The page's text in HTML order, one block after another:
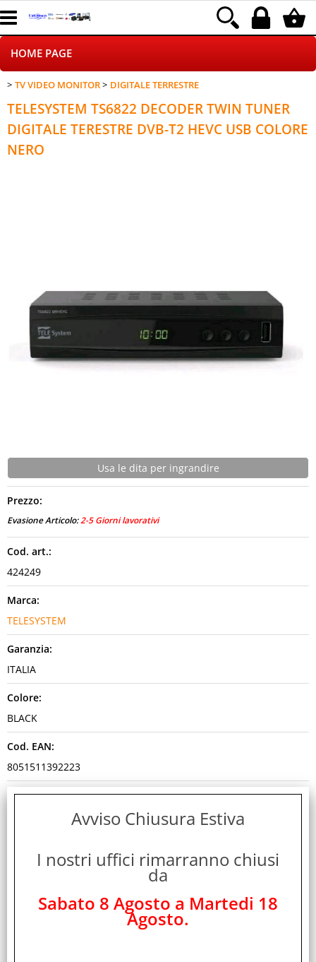
HOME PAGE
CHI SIAMO
LOGISTICA
PAGAMENTI
CONTATTI
TV VIDEO MONITOR DIGITALE TERRESTRE
TELESYSTEM TS6822 DECODER TWIN TUNER
DIGITALE TERESTRE DVB-T2 HEVC USB COLORE
NERO
Usa le dita per ingrandire
Prezzo:
Evasione Articolo:2-5 Giorni lavorativi
Cod. art.:
424249
Marca:
TELESYSTEM
Garanzia:
ITALIA
Colore:
BLACK
Cod. EAN:
8051511392223
Cod. Produttore:
Non Disponibile
0,475 Kg
Avviso Chiusura Estiva
I nostri uffici rimarranno chiusi
da
Sabato 8 Agosto a Martedi 18
Agosto.